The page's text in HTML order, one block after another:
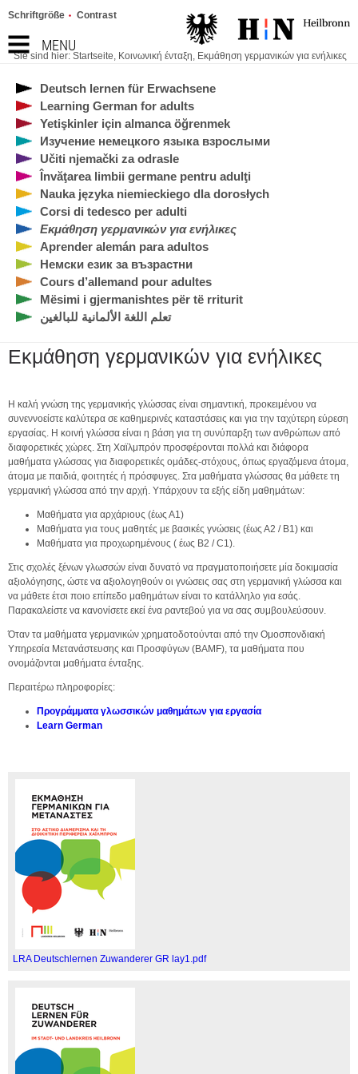
MENU
Schriftgröße Contrast
Sie sind hier: Startseite, Κοινωνική ένταξη, Εκμάθηση γερμανικών για ενήλικες
Deutsch lernen für Erwachsene
Learning German for adults
Yetişkinler için almanca öğrenmek
Изучение немецкого языка взрослыми
Učiti njemački za odrasle
Învăţarea limbii germane pentru adulţi
Nauka języka niemieckiego dla dorosłych
Corsi di tedesco per adulti
Εκμάθηση γερμανικών για ενήλικες
Aprender alemán para adultos
Немски език за възрастни
Cours d’allemand pour adultes
Mësimi i gjermanishtes për të rriturit
تعلم اللغة الألمانية للبالغين
Εκμάθηση γερμανικών για ενήλικες
Η καλή γνώση της γερμανικής γλώσσας είναι σημαντική, προκειμένου να
συνεννοείστε καλύτερα σε καθημερινές καταστάσεις και για την ταχύτερη εύρεση
εργασίας. Η κοινή γλώσσα είναι η βάση για τη συνύπαρξη των ανθρώπων από
διαφορετικές χώρες. Στη Χαϊλμπρόν προσφέρονται πολλά και διάφορα
μαθήματα γλώσσας για διαφορετικές ομάδες-στόχους, όπως εργαζόμενα άτομα,
άτομα με παιδιά, φοιτητές ή πρόσφυγες. Στα μαθήματα γλώσσας θα μάθετε τη
γερμανική γλώσσα από την αρχή. Υπάρχουν τα εξής είδη μαθημάτων:
Μαθήματα για αρχάριους (έως Α1)
Μαθήματα για τους μαθητές με βασικές γνώσεις (έως Α2 / Β1) και
Μαθήματα για προχωρημένους ( έως B2 / C1).
Στις σχολές ξένων γλωσσών είναι δυνατό να πραγματοποιήσετε μία δοκιμασία
αξιολόγησης, ώστε να αξιολογηθούν οι γνώσεις σας στη γερμανική γλώσσα και
να μάθετε έτσι ποιο επίπεδο μαθημάτων είναι το κατάλληλο για εσάς.
Παρακαλείστε να κανονίσετε εκεί ένα ραντεβού για να σας συμβουλεύσουν.
Όταν τα μαθήματα γερμανικών χρηματοδοτούνται από την Ομοσπονδιακή
Υπηρεσία Μετανάστευσης και Προσφύγων (BAMF), τα μαθήματα που
ονομάζονται μαθήματα ένταξης.
Περαιτέρω πληροφορίες:
Προγράμματα γλωσσικών μαθημάτων για εργασία
Learn German
LRA Deutschlernen Zuwanderer GR lay1.pdf